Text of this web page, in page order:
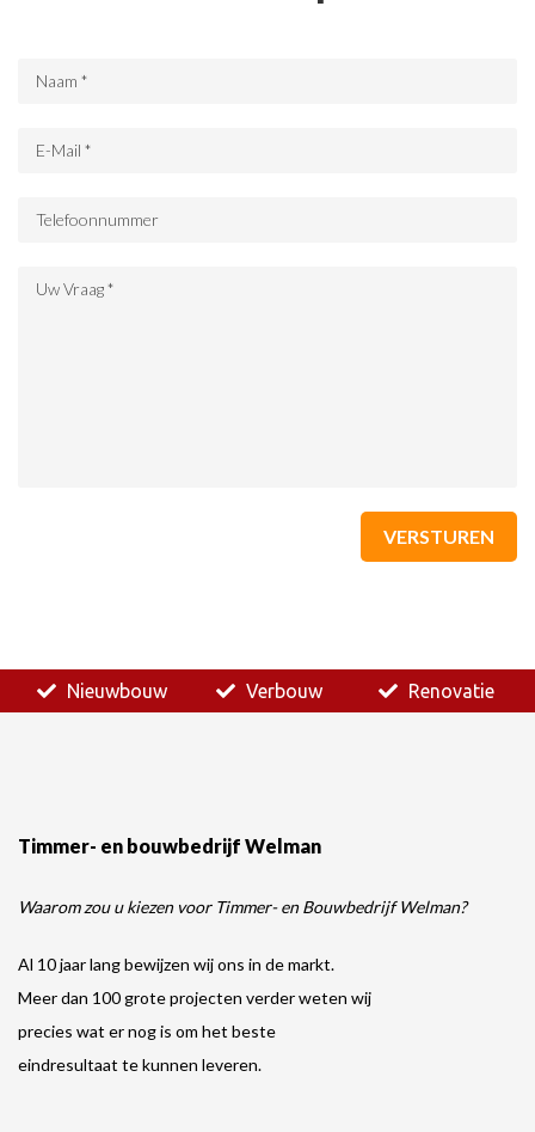
VERSTUREN
Nieuwbouw Verbouw Renovatie
Timmer- en bouwbedrijf Welman
Waarom zou u kiezen voor Timmer- en Bouwbedrijf Welman?
Al 10 jaar lang bewijzen wij ons in de markt.
Meer dan 100 grote projecten verder weten wij
precies wat er nog is om het beste
eindresultaat te kunnen leveren.